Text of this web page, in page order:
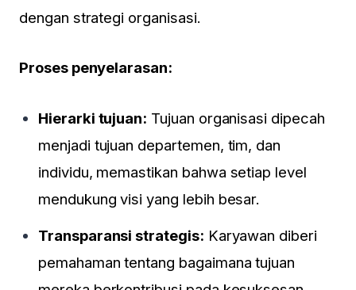
dengan strategi organisasi.
Proses penyelarasan:
Hierarki tujuan: Tujuan organisasi dipecah
menjadi tujuan departemen, tim, dan
individu, memastikan bahwa setiap level
mendukung visi yang lebih besar.
Transparansi strategis: Karyawan diberi
pemahaman tentang bagaimana tujuan